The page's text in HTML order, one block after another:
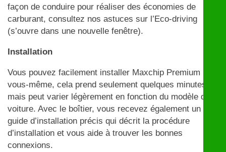
façon de conduire pour réaliser des économies de
carburant, consultez nos astuces sur l’Eco-driving
(s’ouvre dans une nouvelle fenêtre).
Installation
Vous pouvez facilement installer Maxchip Premium par
vous-même, cela prend seulement quelques minutes
mais peut varier légèrement en fonction du modèle de
voiture. Avec le boîtier, vous recevez également un
guide d’installation précis qui décrit la procédure
d’installation et vous aide à trouver les bonnes
connexions.